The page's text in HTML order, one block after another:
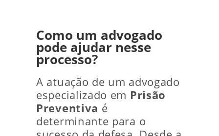
Como um advogado
pode ajudar nesse
processo?
A atuação de um advogado
especializado em Prisão
Preventiva é
determinante para o